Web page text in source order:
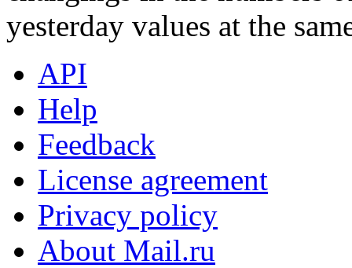
yesterday values at the
API
Help
Feedback
License agreement
Privacy policy
About Mail.ru